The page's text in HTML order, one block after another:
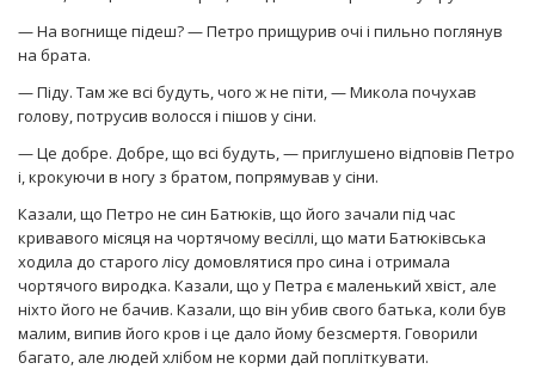
— На вогнище підеш? — Петро прищурив очі і пильно поглянув
на брата.
— Піду. Там же всі будуть, чого ж не піти, — Микола почухав
голову, потрусив волосся і пішов у сіни.
— Це добре. Добре, що всі будуть, — приглушено відповів Петро
і, крокуючи в ногу з братом, попрямував у сіни.
Казали, що Петро не син Батюків, що його зачали під час
кривавого місяця на чортячому весіллі, що мати Батюківська
ходила до старого лісу домовлятися про сина і отримала
чортячого виродка. Казали, що у Петра є маленький хвіст, але
ніхто його не бачив. Казали, що він убив свого батька, коли був
малим, випив його кров і це дало йому безсмертя. Говорили
багато, але людей хлібом не корми дай попліткувати.